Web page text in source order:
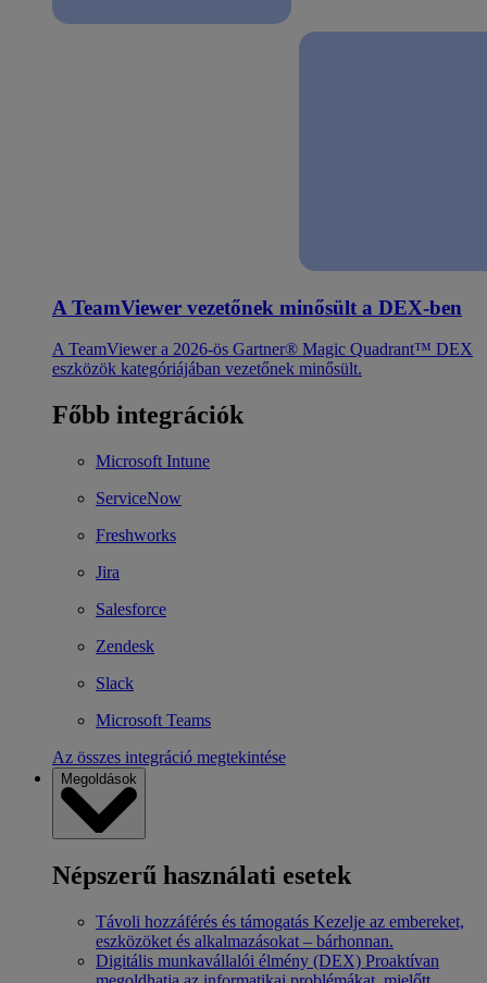
A TeamViewer vezetőnek minősült a DEX-ben
A TeamViewer a 2026-ös Gartner® Magic Quadrant™ DEX
eszközök kategóriájában vezetőnek minősült.
Főbb integrációk
Microsoft Intune
ServiceNow
Freshworks
Jira
Salesforce
Zendesk
Slack
Microsoft Teams
Az összes integráció megtekintése
Megoldások
Népszerű használati esetek
Távoli hozzáférés és támogatás Kezelje az embereket,
eszközöket és alkalmazásokat – bárhonnan.
Digitális munkavállalói élmény (DEX) Proaktívan